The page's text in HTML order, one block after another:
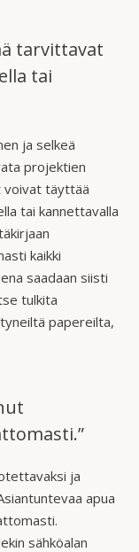
tarvittavat
tai
ja selkeä
projektien
voivat täyttää
tai kannettavalla
kaikki
saadaan siisti
tulkita
papereilta,
ja
apua
sähköalan